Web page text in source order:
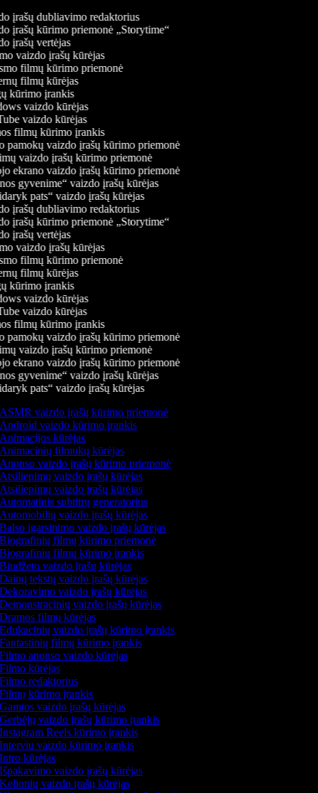
įrašų dubliavimo redaktorius
įrašų kūrimo priemonė „Storytime“
įrašų vertėjas
vaizdo įrašų kūrėjas
filmų kūrimo priemonė
filmų kūrėjas
kūrimo įrankis
vaizdo kūrėjas
vaizdo kūrėjas
filmų kūrimo įrankis
pamokų vaizdo įrašų kūrimo priemonė
vaizdo įrašų kūrimo priemonė
ekrano vaizdo įrašų kūrimo priemonė
gyvenime“ vaizdo įrašų kūrėjas
pats“ vaizdo įrašų kūrėjas
įrašų dubliavimo redaktorius
įrašų kūrimo priemonė „Storytime“
įrašų vertėjas
vaizdo įrašų kūrėjas
filmų kūrimo priemonė
filmų kūrėjas
kūrimo įrankis
vaizdo kūrėjas
vaizdo kūrėjas
filmų kūrimo įrankis
pamokų vaizdo įrašų kūrimo priemonė
vaizdo įrašų kūrimo priemonė
ekrano vaizdo įrašų kūrimo priemonė
gyvenime“ vaizdo įrašų kūrėjas
pats“ vaizdo įrašų kūrėjas
vaizdo įrašų kūrimo priemonė
vaizdo kūrimo įrankis
kūrėjas
filmukų kūrėjas
vaizdo įrašų kūrimo priemonė
vaizdo įrašų kūrėjas
vaizdo įrašų kūrėjas
subtitrų generatorius
vaizdo įrašų kūrėjas
įgarsinimo vaizdo įrašų kūrėjas
filmų kūrimo priemonė
filmų kūrimo įrankis
vaizdo įrašų kūrėjas
tekstų vaizdo įrašų kūrėjas
vaizdo įrašų kūrėjas
vaizdo įrašų kūrėjas
filmų kūrėjas
vaizdo įrašų kūrimo įrankis
filmų kūrimo įrankis
anonso vaizdo kūrėjas
kūrėjas
redaktorius
kūrimo įrankis
vaizdo įrašų kūrėjas
vaizdo įrašų kūrimo įrankis
Reels kūrimo įrankis
vaizdo kūrimo įrankis
kūrėjas
vaizdo įrašų kūrėjas
vaizdo įrašų kūrėjas